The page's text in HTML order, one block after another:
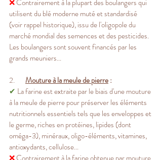
❌ Contrairement à la plupart des boulangers qui
utilisent du blé moderne muté et standardisé
(voir rappel historique), issu de l'oligopole du
marché mondial des semences et des pesticides.
Les boulangers sont souvent financés par les
grands meuniers...
2. Mouture à la meule de pierre :
✔ La farine est extraite par le biais d'une mouture
à la meule de pierre pour préserver les éléments
nutritionnels essentiels tels que les enveloppes et
le germe, riches en protéines, lipides (dont
oméga-3), minéraux, oligo-éléments, vitamines,
antioxydants, cellulose...